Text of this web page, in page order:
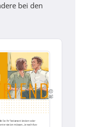
bei den